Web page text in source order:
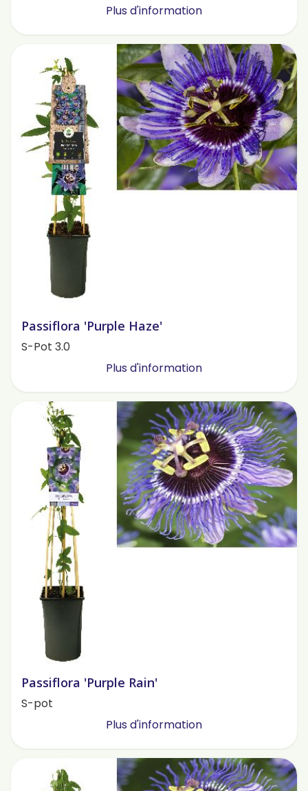
Plus d'information
Passiflora 'Purple Haze'
S-Pot 3.0
Plus d'information
Passiflora 'Purple Rain'
S-pot
Plus d'information